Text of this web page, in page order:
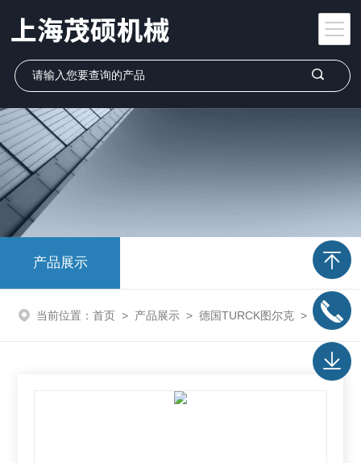
产品展示
当前位置： 首页 > 产品展示 > 德国TURCK图尔克 >图尔克TURCK传感器